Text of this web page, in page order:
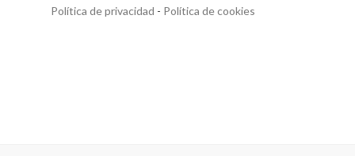
Política de privacidad - Política de cookies